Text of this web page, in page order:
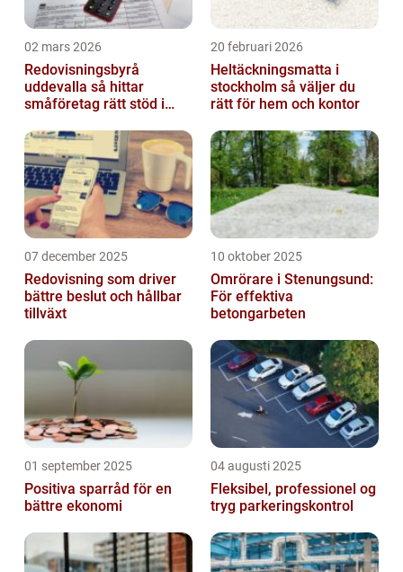
02 mars 2026
Redovisningsbyrå
uddevalla så hittar
småföretag rätt stöd i
20 februari 2026
Heltäckningsmatta i
stockholm så väljer du
rätt för hem och kontor
07 december 2025
Redovisning som driver
bättre beslut och hållbar
tillväxt
10 oktober 2025
Omrörare i Stenungsund:
För effektiva
betongarbeten
01 september 2025
Positiva sparråd för en
bättre ekonomi
04 augusti 2025
Fleksibel, professionel og
tryg parkeringskontrol